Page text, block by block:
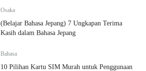
Osaka
(Belajar Bahasa Jepang) 7 Ungkapan Terima
Kasih dalam Bahasa Jepang
Bahasa
10 Pilihan Kartu SIM Murah untuk Penggunaan